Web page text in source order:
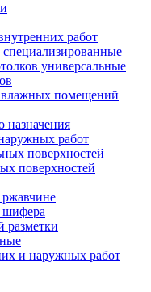
работ
универсальные
влажных помещений
назначения
работ
поверхностей
поверхностей
шифера
разметки
и наружных работ